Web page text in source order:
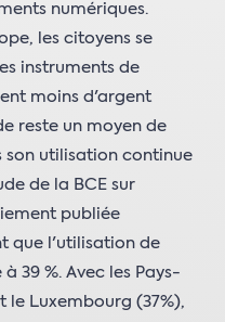
numériques.
les citoyens se
instruments de
moins d'argent
reste un moyen de
son utilisation continue
de la BCE sur
publiée
que l'utilisation de
39 %. Avec les Pays-
le Luxembourg (37%),